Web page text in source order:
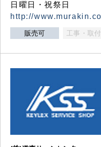
日曜日・祝祭日
http://
販売可 工事・取